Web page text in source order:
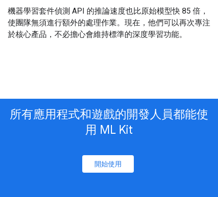
機器學習套件偵測 API 的推論速度也比原始模型快 85 倍，
使團隊無須進行額外的處理作業。現在，他們可以再次專注
於核心產品，不必擔心會維持標準的深度學習功能。
所有應用程式和遊戲的開發人員都能使
用 ML Kit
開始使用